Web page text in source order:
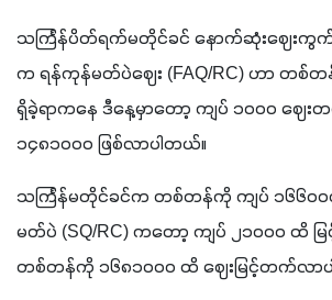
သင်္ကြန်ပိတ်ရက်မတိုင်ခင် နောက်ဆုံးဈေးကွ
က ရန်ကုန်မတ်ပဲဈေး (FAQ/RC) ဟာ တစ်တ
ရှိခဲ့ရာကနေ ဒီနေ့မှာတော့ ကျပ် ၁၀၀၀ ဈေး
၁၄၈၁၀၀၀ ဖြစ်လာပါတယ်။
သင်္ကြန်မတိုင်ခင်က တစ်တန်ကို ကျပ် ၁၆၆၀၀
မတ်ပဲ (SQ/RC) ကတော့ ကျပ် ၂၁၀၀၀ ထိ မ
တစ်တန်ကို ၁၆၈၁၀၀၀ ထိ ဈေးမြင့်တက်လာ